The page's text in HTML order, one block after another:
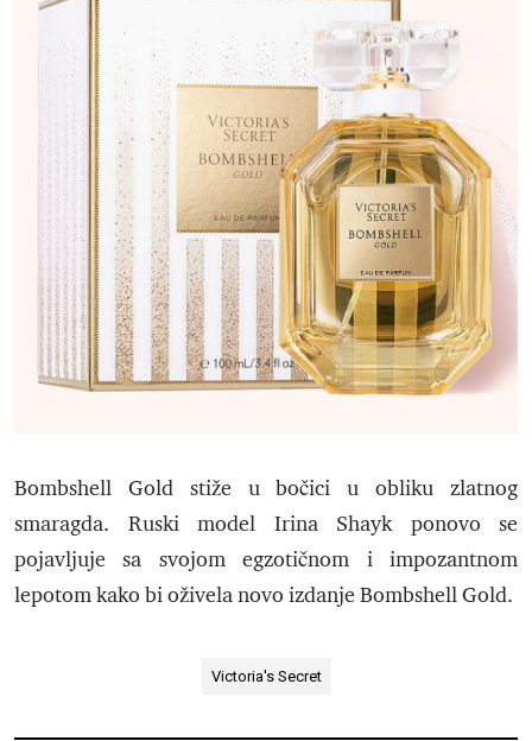
Bombshell Gold stiže u bočici u obliku zlatnog
smaragda. Ruski model Irina Shayk ponovo se
pojavljuje sa svojom egzotičnom i impozantnom
lepotom kako bi oživela novo izdanje Bombshell Gold.
Victoria's Secret